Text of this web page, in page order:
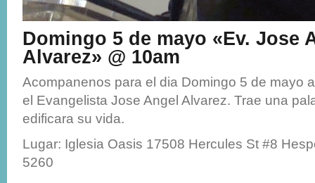
Domingo 5 de mayo «Ev. Jose
Alvarez» @ 10am
Acompanenos para el dia Domingo 5 de mayo
el Evangelista Jose Angel Alvarez. Trae una
edificara su vida.
Lugar: Iglesia Oasis 17508 Hercules St #8
5260